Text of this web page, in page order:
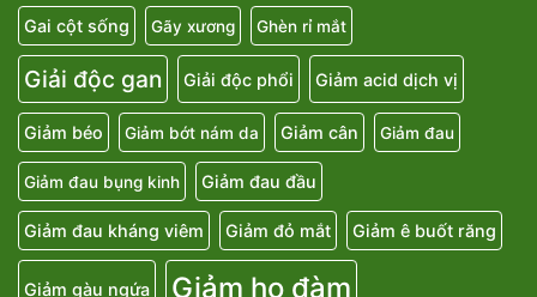
Gai cột sống Gãy xương Ghèn rỉ mắt
Giải độc gan Giải độc phổi Giảm acid dịch vị
Giảm béo Giảm bớt nám da Giảm cân Giảm đau
Giảm đau bụng kinh Giảm đau đầu
Giảm đau kháng viêm Giảm đỏ mắt Giảm ê buốt răng
Giảm gàu ngứa Giảm ho đàm